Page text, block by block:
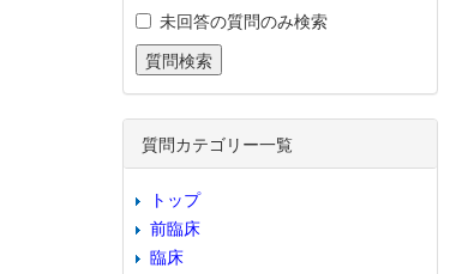
未回答の質問のみ検索
質問カテゴリー一覧
トップ
前臨床
臨床